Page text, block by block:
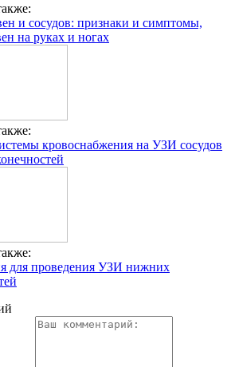
и сосудов: признаки и симптомы,
на руках и ногах
кровоснабжения на УЗИ сосудов
для проведения УЗИ нижних